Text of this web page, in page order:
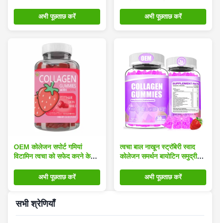
अभी पूछताछ करें अभी पूछताछ करें
OEM कोलेजन सपोर्ट गमियां
विटामिन त्वचा को सफेद करने के
अभी पूछताछ करें
त्वचा बाल नाखून स्ट्रॉबेरी स्वाद
कोलेजन समर्थन बायोटिन समुद्री
अभी पूछताछ करें
सभी श्रेणियाँ